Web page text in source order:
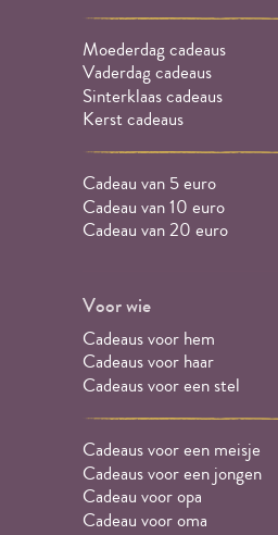
Moederdag cadeaus
Vaderdag cadeaus
Sinterklaas cadeaus
Kerst cadeaus
Cadeau van 5 euro
Cadeau van 10 euro
Cadeau van 20 euro
Voor wie
Cadeaus voor hem
Cadeaus voor haar
Cadeaus voor een stel
Cadeaus voor een meisje
Cadeaus voor een jongen
Cadeau voor opa
Cadeau voor oma